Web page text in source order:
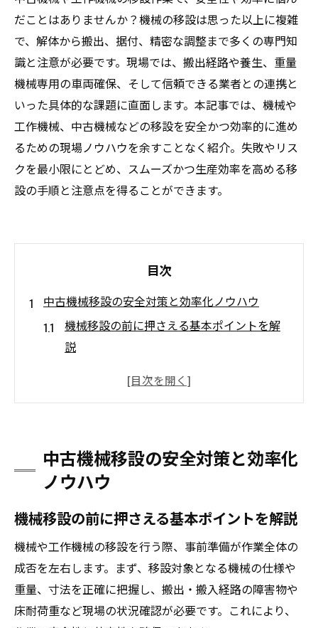
だことはありませんか？機械の移設は思った以上に複雑
で、解体から搬出、据付、精密な調整まで多くの専門知
識と注意が必要です。現場では、搬出経路や養生、重量
機械専用の車両確保、そして信頼できる業者との連携と
いった具体的な課題に直面します。本記事では、機械や
工作機械、中古機械などの移設を安全かつ効率的に進め
るための現場ノウハウを余すことなく紹介。失敗やリス
クを最小限にとどめ、スムーズかつ生産効率を高める移
設の手順と注意点を得ることができます。
目次
中古機械移設の安全対策と効率化ノウハウ
機械移設の前に押さえる基本ポイントを解
説
中古機械の安全移設に必要な現場対策とは
理由
工作機械を移設する際の失敗しない準備
機械移設の準備で失敗しない事前チェック
中古機械の搬出経路計画と現場調整のコツ
工作機械仕様書の確認が移設成功の鍵
機械移設前の養生や車両手配の重要性とは
ワイヤーカット機械移設時のチェックポイ
中古機械移設の安全対策と効率化
ノウハウ
機械移設の前に押さえる基本ポイントを解説
機械や工作機械の移設を行う際、事前準備が作業全体の
成否を左右します。まず、移設対象となる機械の仕様や
重量、寸法を正確に把握し、搬出・搬入経路の障害物や
床耐荷重など現場の状況確認が必要です。これにより、